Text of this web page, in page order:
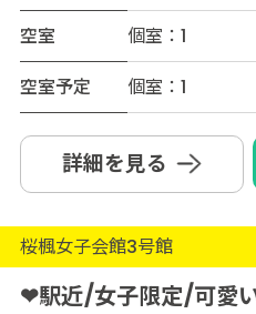
空室
個室：1
空室予定
個室：1
詳細を見る
桜楓女子会館3号館
❤駅近/女子限定/可愛